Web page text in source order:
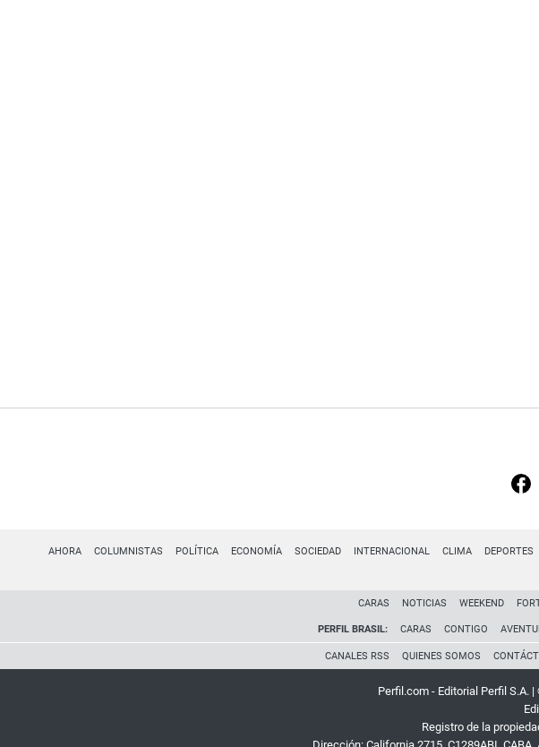
AHORA COLUMNISTAS POLÍTICA ECONOMÍA SOCIEDAD INTERNACIONAL CLIMA DEPORTES
CARAS NOTICIAS WEEKEND
PERFIL BRASIL: CARAS CONTIGO
CANALES RSS QUIENES SOMOS
Perfil.com - Editorial Perfil S.A. |
Registro de la